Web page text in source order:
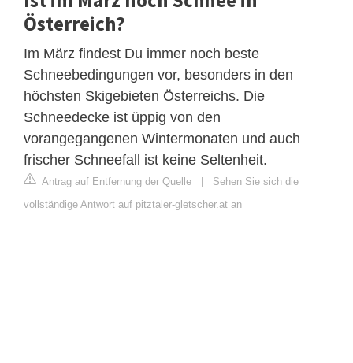
Österreich?
Im März findest Du immer noch beste
Schneebedingungen vor, besonders in den
höchsten Skigebieten Österreichs. Die
Schneedecke ist üppig von den
vorangegangenen Wintermonaten und auch
frischer Schneefall ist keine Seltenheit.
Antrag auf Entfernung der Quelle | Sehen Sie sich die
vollständige Antwort auf pitztaler-gletscher.at an